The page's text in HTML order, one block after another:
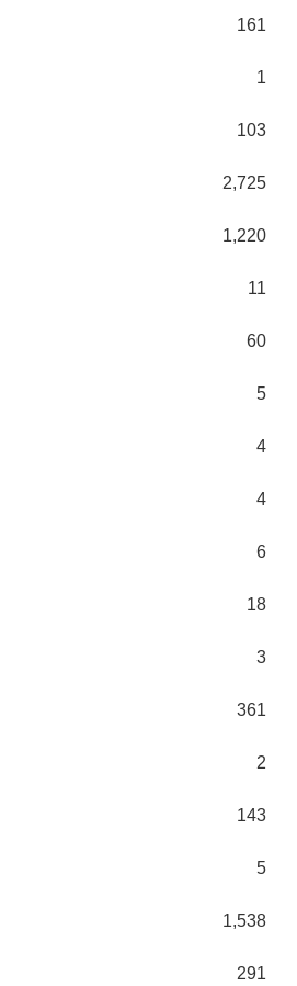
161
1
103
2,725
1,220
11
60
5
4
4
6
18
3
361
2
143
5
1,538
291